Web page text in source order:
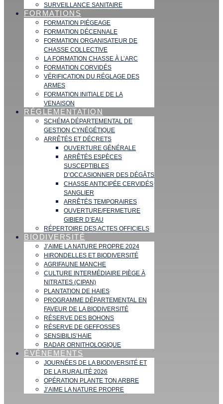
SURVEILLANCE SANITAIRE
FORMATIONS
FORMATION PIÉGEAGE
FORMATION DÉCENNALE
FORMATION ORGANISATEUR DE
CHASSE COLLECTIVE
LA FORMATION CHASSE À L’ARC
FORMATION CORVIDÉS
VÉRIFICATION DU RÉGLAGE DES
ARMES
FORMATION INITIALE DE LA
VENAISON
RÉGLEMENTATION
SCHÉMA DÉPARTEMENTAL DE
GESTION CYNÉGÉTIQUE
ARRÊTÉS ET DÉCRETS
OUVERTURE GÉNÉRALE
ARRÊTÉS ESPÈCES
SUSCEPTIBLES
D’OCCASIONNER DES DÉGÂTS
CHASSE ANTICIPÉE CERVIDÉS
SANGLIER
ARRÊTÉS TEMPORAIRES
OUVERTURE/FERMETURE
GIBIER D’EAU
RÉPERTOIRE DES ACTES OFFICIELS
BIODIVERSITÉ
J’AIME LA NATURE PROPRE 2024
HIRONDELLES ET BIODIVERSITÉ
AGRIFAUNE MANCHE
CULTURE INTERMÉDIAIRE PIÈGE À
NITRATES (CIPAN)
PLANTATION DE HAIES
PROGRAMME DÉPARTEMENTAL EN
FAVEUR DE LA BIODIVERSITÉ
RÉSERVE DES BOHONS
RÉSERVE DE GEFFOSSES
SENSIBILIS’HAIE
RADAR ORNITHOLOGIQUE
ÉVÉNEMENTS
JOURNÉES DE LA BIODIVERSITÉ ET
DE LA RURALITÉ 2026
OPÉRATION PLANTE TON ARBRE
J’AIME LA NATURE PROPRE